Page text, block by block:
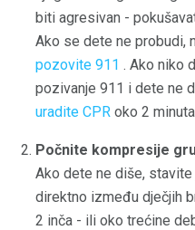
biti agresivan -
Ako se dete ne probudi,
pozovite 911 . Ako niko
pozivanje 911 i dete ne
uradite CPR oko 2
Počnite kompresije
Ako dete ne diše, stavite
direktno između dječjih
2 inča - ili oko trećine